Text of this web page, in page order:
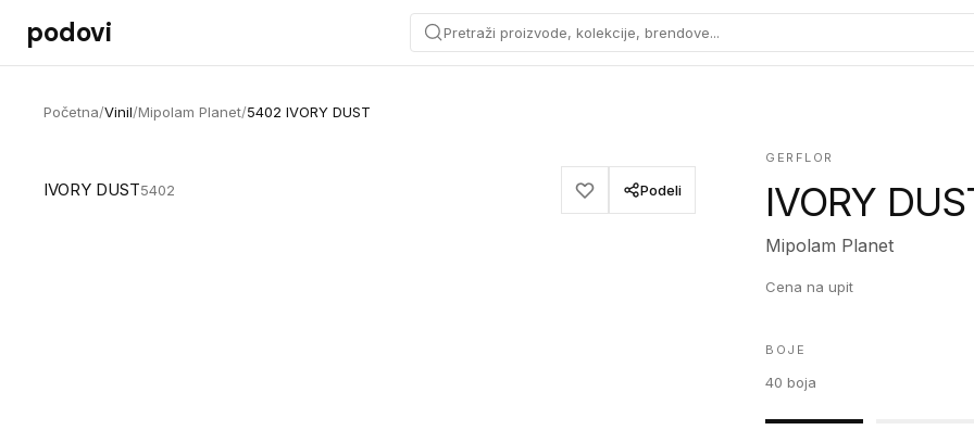
Preskoči na sadržaj
podovi Pretraži proizvode, kolekcije, brendove...
Početna/Vinil/Mipolam Planet/5402 IVORY DUST
IVORY DUST5402 Podeli
GERFLOR
IVORY
Mipolam Planet
Cena na upit
BOJE
40 boja